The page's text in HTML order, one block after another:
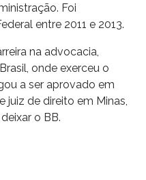
Foi
entre 2011 e 2013.
na advocacia,
onde exerceu o
a ser aprovado em
juiz de direito em Minas,
o BB.